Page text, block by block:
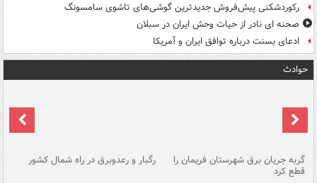
رکوردشکنی پیش‌فروش جدیدترین گوشی‌های تاشوی سامسونگ
صحنه ای نادر از حیات وحش ایران در سبلان
ادعای بسنت درباره توافق ایران و آمریکا
حوادث
گربه جریان برق شهرستان فریمان را
قطع کرد
رگبار و رعدوبرق در راه شمال کشور